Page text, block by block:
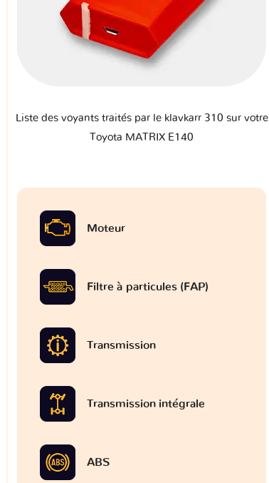
Liste des voyants traités par le klavkarr 310 sur votre
Toyota MATRIX E140
Moteur
Filtre à particules (FAP)
Transmission
Transmission intégrale
ABS